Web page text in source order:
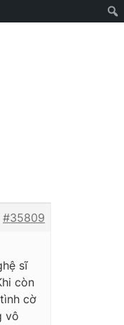
#35809
sĩ
còn
cờ
vô